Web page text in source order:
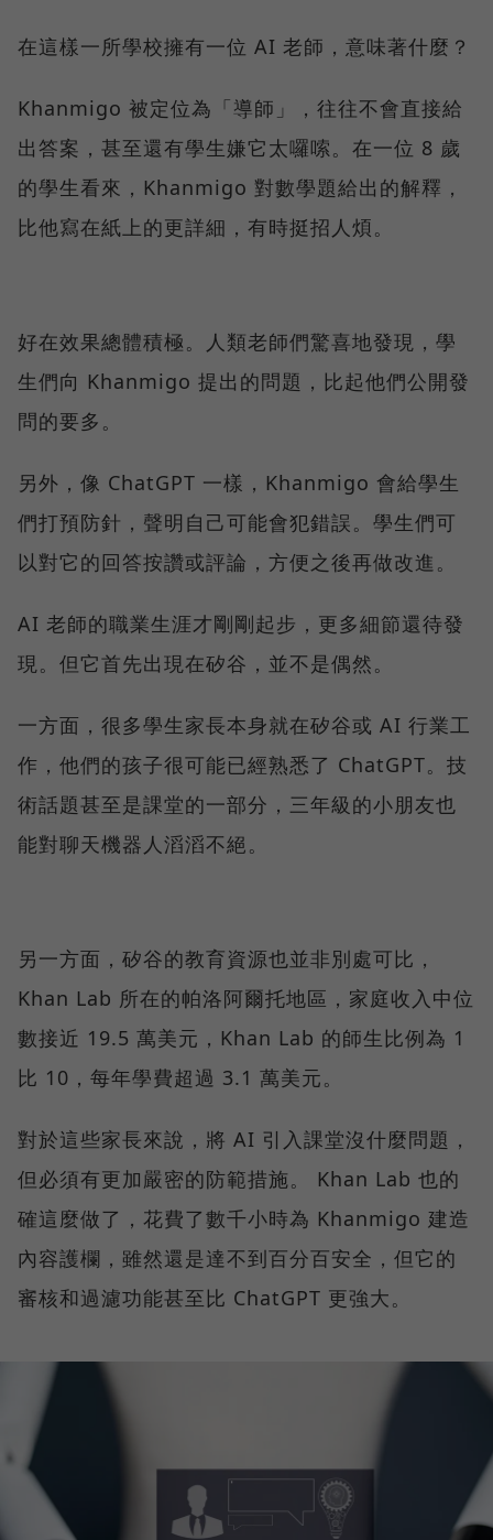
在這樣一所學校擁有一位 AI 老師，意味著什麼？
Khanmigo 被定位為「導師」，往往不會直接給
出答案，甚至還有學生嫌它太囉嗦。在一位 8 歲
的學生看來，Khanmigo 對數學題給出的解釋，
比他寫在紙上的更詳細，有時挺招人煩。
好在效果總體積極。人類老師們驚喜地發現，學
生們向 Khanmigo 提出的問題，比起他們公開發
問的要多。
另外，像 ChatGPT 一樣，Khanmigo 會給學生
們打預防針，聲明自己可能會犯錯誤。學生們可
以對它的回答按讚或評論，方便之後再做改進。
AI 老師的職業生涯才剛剛起步，更多細節還待發
現。但它首先出現在矽谷，並不是偶然。
一方面，很多學生家長本身就在矽谷或 AI 行業工
作，他們的孩子很可能已經熟悉了 ChatGPT。技
術話題甚至是課堂的一部分，三年級的小朋友也
能對聊天機器人滔滔不絕。
另一方面，矽谷的教育資源也並非別處可比，
Khan Lab 所在的帕洛阿爾托地區，家庭收入中位
數接近 19.5 萬美元，Khan Lab 的師生比例為 1
比 10，每年學費超過 3.1 萬美元。
對於這些家長來說，將 AI 引入課堂沒什麼問題，
但必須有更加嚴密的防範措施。 Khan Lab 也的
確這麼做了，花費了數千小時為 Khanmigo 建造
內容護欄，雖然還是達不到百分百安全，但它的
審核和過濾功能甚至比 ChatGPT 更強大。